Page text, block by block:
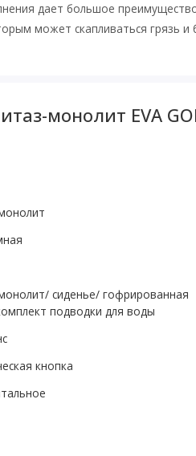
дает большое
может скапливаться грязь и
монолит EVA
сиденье/ гофрированная
подводки для воды
кнопка